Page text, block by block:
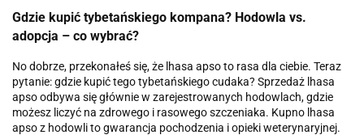
Gdzie kupić tybetańskiego kompana? Hodowla vs.
adopcja – co wybrać?
No dobrze, przekonałeś się, że lhasa apso to rasa dla ciebie. Teraz
pytanie: gdzie kupić tego tybetańskiego cudaka? Sprzedaż lhasa
apso odbywa się głównie w zarejestrowanych hodowlach, gdzie
możesz liczyć na zdrowego i rasowego szczeniaka. Kupno lhasa
apso z hodowli to gwarancja pochodzenia i opieki weterynaryjnej.